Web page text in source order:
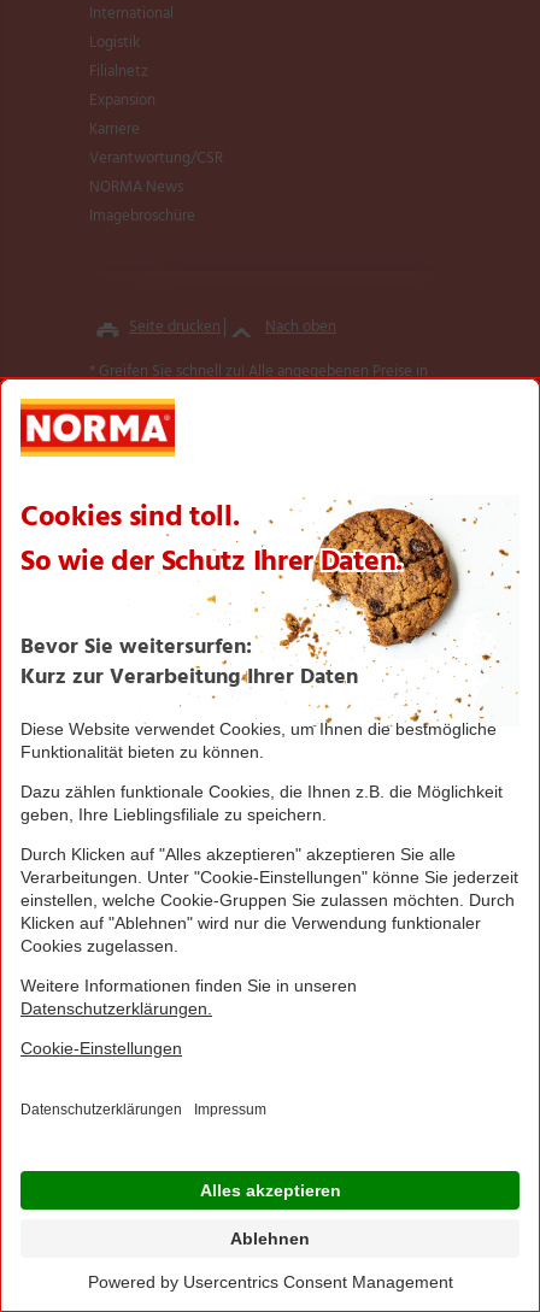
International
Logistik
Filialnetz
Expansion
Karriere
Verantwortung/CSR
NORMA News
Imagebroschüre
Seite drucken
Nach oben
* Greifen Sie schnell zu! Alle angegebenen Preise in
Euro und inklusive der gesetzlichen Mehrwertsteuer.
Irrtümer durch Schreib-, Programmier- und
Datenübertragungsfehler sind vorbehalten. Keine
Mitnahmegarantie! Sofern der Artikel in unserer Filiale
Filiale innerhalb von 2 Tagen ab o.g. Werbebeginn
bestellen und zwar ohne Kaufzwang. Es ist nicht
ausgeschlossen, dass Sie einzelne Artikel zu Beginn der
Werbeaktion unerwartet und ausnahmsweise in einer
Filiale nicht vorfinden. Wir helfen Ihnen gerne weiter.
Weitere Informationen zur Verfügbarkeit unserer
Aktionsartikel finden Sie auf dieser Seite
Textilien und Schuhe teilweise nicht in allen Größen
** Angebot gültig für registrierte Nutzer der NORMA
Plus App. Es gelten die Coupon-Bedingungen in der
NORMA Plus App.
1Bei Aktivierung eines Startpakets ist die Buchung
jedes Smart-Tarifs für die ersten 4 Wochen möglich!
Hierzu muss kein zusätzliches Guthaben aufgeladen
werden.
NORMA Connect ist ein Angebot der Telekom
Deutschland Multibrand GmbH, Landgrabenweg 151,
53227 Bonn, welche auch Ihr Vertragspartner ist.
© 2016 - 2026 NORMA Lebensmittelfilialbetrieb
Stiftung & Co. KG
Barrierefreiheitserklärung
Jetzt Ihre NORMA Filiale auswählen und noch